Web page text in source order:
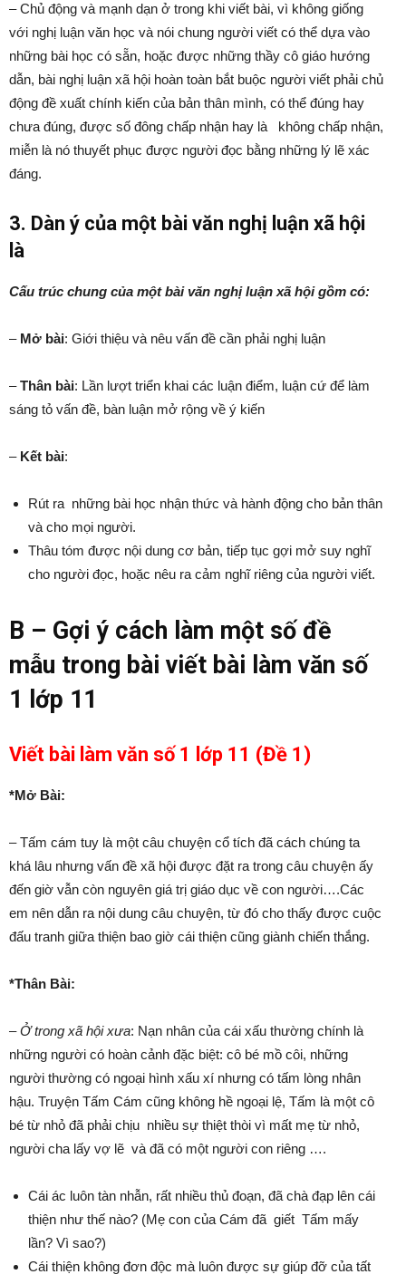
– Chủ động và mạnh dạn ở trong khi viết bài, vì không giống
với nghị luận văn học và nói chung người viết có thể dựa vào
những bài học có sẵn, hoặc được những thầy cô giáo hướng
dẫn, bài nghị luận xã hội hoàn toàn bắt buộc người viết phải chủ
động đề xuất chính kiến của bản thân mình, có thể đúng hay
chưa đúng, được số đông chấp nhận hay là không chấp nhận,
miễn là nó thuyết phục được người đọc bằng những lý lẽ xác
đáng.
3. Dàn ý của một bài văn nghị luận xã hội
là
Cấu trúc chung của một bài văn nghị luận xã hội gồm có:
–Mở bài: Giới thiệu và nêu vấn đề cần phải nghị luận
–Thân bài: Lần lượt triển khai các luận điểm, luận cứ để làm
sáng tỏ vấn đề, bàn luận mở rộng về ý kiến
– Kết bài:
Rút ra những bài học nhận thức và hành động cho bản thân
và cho mọi người.
Thâu tóm được nội dung cơ bản, tiếp tục gợi mở suy nghĩ
cho người đọc, hoặc nêu ra cảm nghĩ riêng của người viết.
B – Gợi ý cách làm một số đề
mẫu trong bài viết bài làm văn số
1 lớp 11
Viết bài làm văn số 1 lớp 11 (Đề 1)
*Mở Bài:
– Tấm cám tuy là một câu chuyện cổ tích đã cách chúng ta
khá lâu nhưng vấn đề xã hội được đặt ra trong câu chuyện ấy
đến giờ vẫn còn nguyên giá trị giáo dục về con người….Các
em nên dẫn ra nội dung câu chuyện, từ đó cho thấy được cuộc
đấu tranh giữa thiện bao giờ cái thiện cũng giành chiến thắng.
*Thân Bài:
– Ở trong xã hội xưa: Nạn nhân của cái xấu thường chính là
những người có hoàn cảnh đặc biệt: cô bé mồ côi, những
người thường có ngoại hình xấu xí nhưng có tấm lòng nhân
hậu. Truyện Tấm Cám cũng không hề ngoại lệ, Tấm là một cô
bé từ nhỏ đã phải chịu nhiều sự thiệt thòi vì mất mẹ từ nhỏ,
người cha lấy vợ lẽ và đã có một người con riêng ….
Cái ác luôn tàn nhẫn, rất nhiều thủ đoạn, đã chà đạp lên cái
thiện như thế nào? (Mẹ con của Cám đã giết Tấm mấy
lần? Vì sao?)
Cái thiện không đơn độc mà luôn được sự giúp đỡ của tất